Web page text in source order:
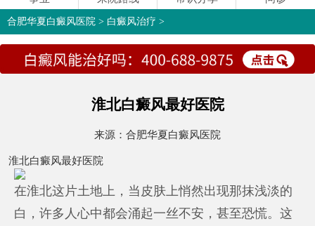
合肥华夏白癜风医院 > 白癜风治疗 >
淮北白癜风最好医院
来源： 合肥华夏白癜风医院
淮北白癜风最好医院
在淮北这片土地上，当皮肤上悄然出现那抹浅淡的
白，许多人心中都会涌起一丝不安，甚至恐慌。这